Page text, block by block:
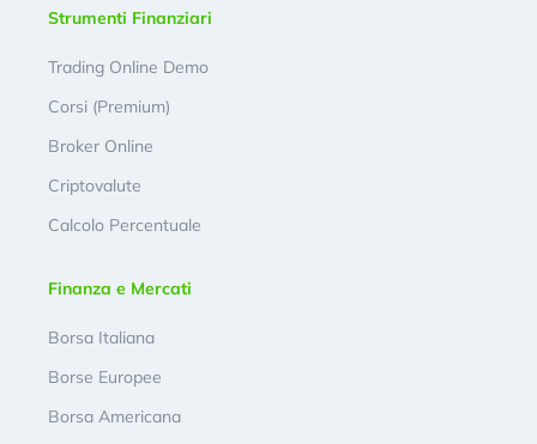
Strumenti Finanziari
Trading Online Demo
Corsi (Premium)
Broker Online
Criptovalute
Calcolo Percentuale
Finanza e Mercati
Borsa Italiana
Borse Europee
Borsa Americana